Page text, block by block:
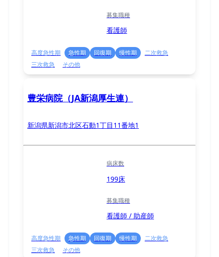
募集職種
看護師
高度急性期 急性期 回復期 慢性期
二次救急
三次救急
その他
豊栄病院（JA新潟厚生連）
新潟県新潟市北区石動1丁目11番地1
病床数
199床
募集職種
看護師 / 助産師
高度急性期 急性期 回復期 慢性期
二次救急
三次救急
その他